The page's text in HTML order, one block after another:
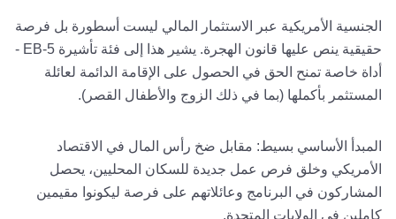
الجنسية الأمريكية عبر الاستثمار المالي ليست أسطورة بل فرصة
حقيقية ينص عليها قانون الهجرة. يشير هذا إلى فئة تأشيرة EB-5 -
أداة خاصة تمنح الحق في الحصول على الإقامة الدائمة لعائلة
المستثمر بأكملها (بما في ذلك الزوج والأطفال القصر).
المبدأ الأساسي بسيط: مقابل ضخ رأس المال في الاقتصاد
الأمريكي وخلق فرص عمل جديدة للسكان المحليين، يحصل
المشاركون في البرنامج وعائلاتهم على فرصة ليكونوا مقيمين
كاملين في الولايات المتحدة.